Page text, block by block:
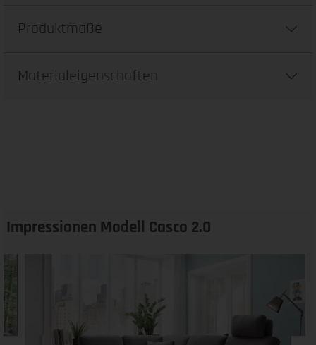
Produktmaße
Materialeigenschaften
Impressionen Modell Casco 2.0